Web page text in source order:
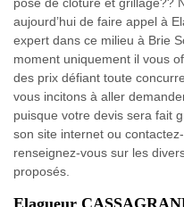
aujourd’hui de faire appel à
expert dans ce milieu à Brie
moment uniquement il vous
des prix défiant toute
vous incitons à aller
puisque votre devis sera fait
son site internet ou
renseignez-vous sur les
proposés.
Elagueur